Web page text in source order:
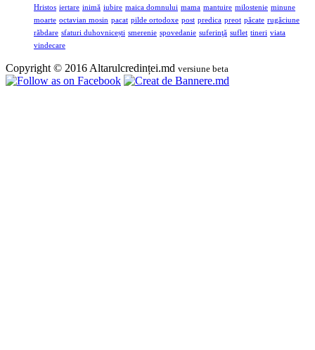
Hristos iertare inimă iubire maica domnului mama mantuire milostenie minune
moarte octavian mosin pacat pilde ortodoxe post predica preot păcate rugăciune
răbdare sfaturi duhovnicești smerenie spovedanie suferinţă suflet tineri viata
vindecare
Copyright © 2016 Altarulcredinței.md versiune beta